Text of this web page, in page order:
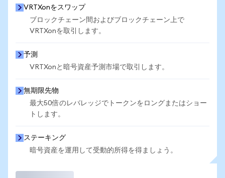
VRTXonをスワップ
ブロックチェーン間およびブロックチェーン上で
VRTXonを取引します。
予測
VRTXonと暗号資産予測市場で取引します。
無期限先物
最大50倍のレバレッジでトークンをロングまたはショー
トします。
ステーキング
暗号資産を運用して受動的所得を得ましょう。